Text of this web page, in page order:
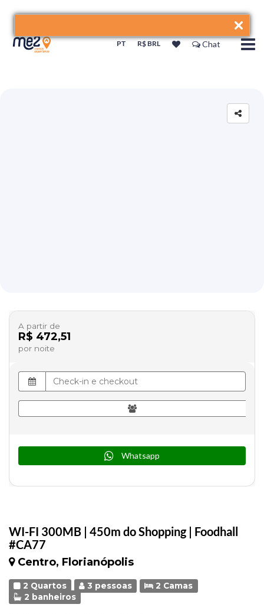
PT R$ BRL Chat
WI-FI 300MB | 450m do Shopping | Foodhall
#CA77
Centro, Florianópolis
2 Quartos 3 pessoas
2 Camas
2 banheiros
A partir de
R$ 472,51
por noite
Whatsapp